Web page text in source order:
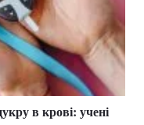
в крові: учені